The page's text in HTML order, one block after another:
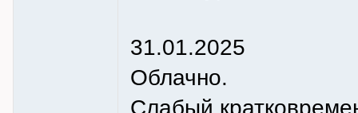
31.01.2025
Облачно.
Слабый